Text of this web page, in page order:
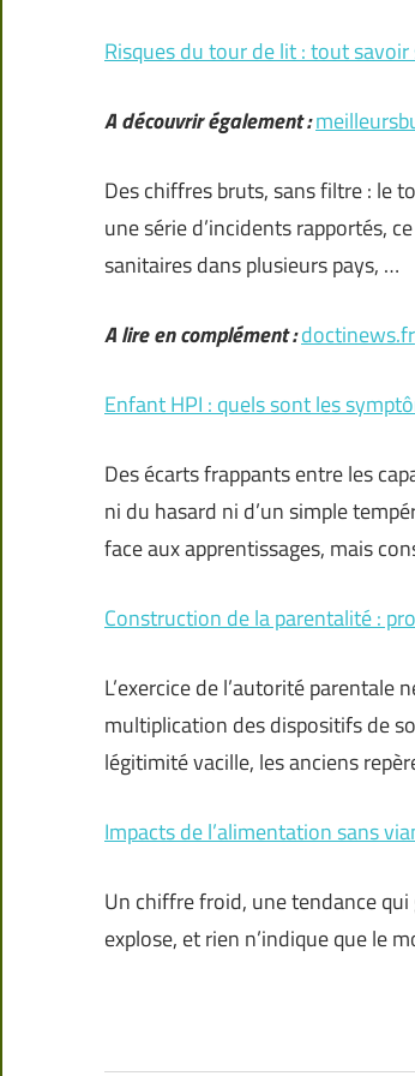
Risques du tour de lit : tout
A découvrir également :
Des chiffres bruts, sans filtre : le
une série d’incidents rapportés,
sanitaires dans plusieurs pays, …
A lire en complément :doctinews.fr
Enfant HPI : quels sont les
Des écarts frappants entre les
ni du hasard ni d’un simple
face aux apprentissages, mais
Construction de la parentalité :
L’exercice de l’autorité
multiplication des dispositifs de
légitimité vacille, les anciens
Impacts de l’alimentation sans
Un chiffre froid, une tendance
explose, et rien n’indique que le